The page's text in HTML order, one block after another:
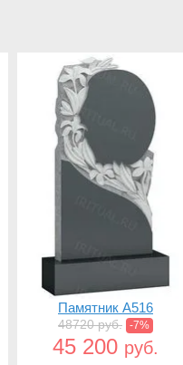
Памятник A516
48720 руб. -7%
45 200 руб.